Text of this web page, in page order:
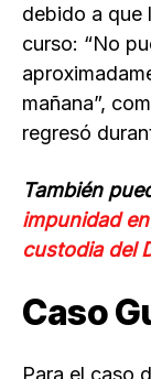
debido a que
curso: “No
mañana”,
regresó
También
impunidad
custodia del
Caso